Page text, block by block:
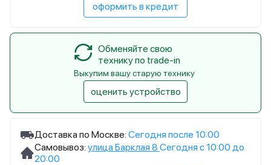
Доставка по Москве: Сегодня после 10:00
Самовывоз: улица Барклая 8 Сегодня с 10:00 до
20:00
оформить в кредит
Обменяйте свою
технику по trade-in
Выкупим вашу старую технику
оценить устройство